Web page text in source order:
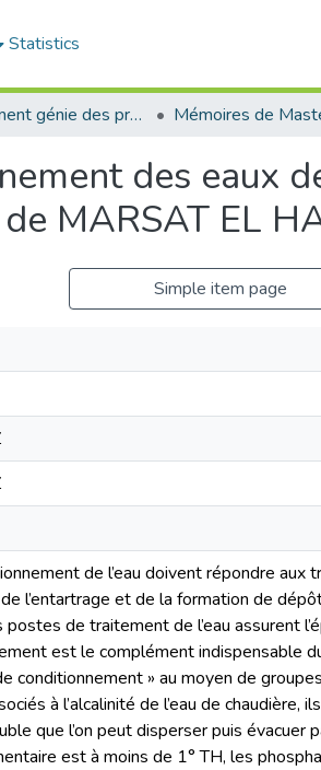
Statistics
Département génie des procédés Mémoires de
des eaux
MARSAT EL
Simple item page
de l’eau doivent répondre aux
l’entartrage et de la formation de
de traitement de l’eau assurent
est le complément indispensable
conditionnement » au moyen de
à l’alcalinité de l’eau de
que l’on peut disperser puis
est à moins de 1° TH, les